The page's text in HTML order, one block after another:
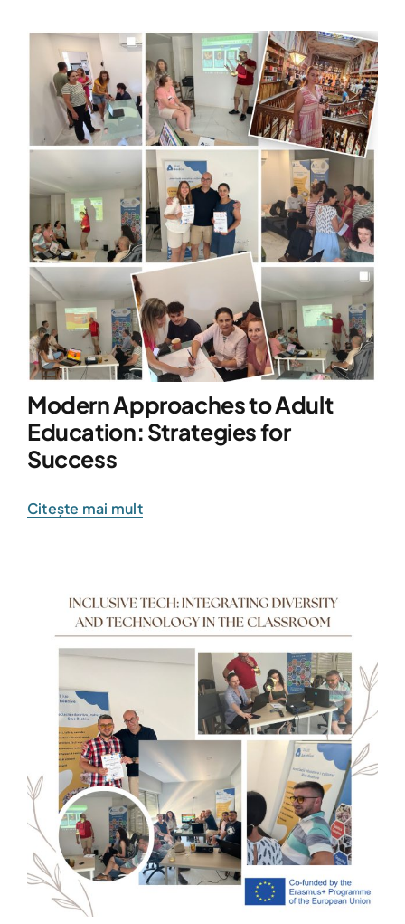
Modern Approaches to Adult
Education: Strategies for
Success
Citește mai mult